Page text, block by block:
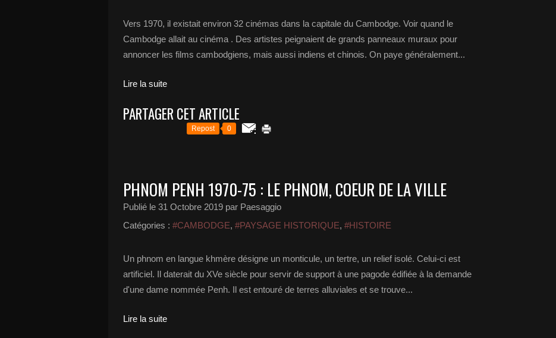
Vers 1970, il existait environ 32 cinémas dans la capitale du Cambodge. Voir quand le
Cambodge allait au cinéma . Des artistes peignaient de grands panneaux muraux pour
annoncer les films cambodgiens, mais aussi indiens et chinois. On paye généralement...
Lire la suite
PARTAGER CET ARTICLE
Repost 0
PHNOM PENH 1970-75 : LE PHNOM, COEUR DE LA VILLE
Publié le 31 Octobre 2019 par Paesaggio
Catégories : #CAMBODGE, #PAYSAGE HISTORIQUE, #HISTOIRE
Un phnom en langue khmère désigne un monticule, un tertre, un relief isolé. Celui-ci est
artificiel. Il daterait du XVe siècle pour servir de support à une pagode édifiée à la demande
d'une dame nommée Penh. Il est entouré de terres alluviales et se trouve...
Lire la suite